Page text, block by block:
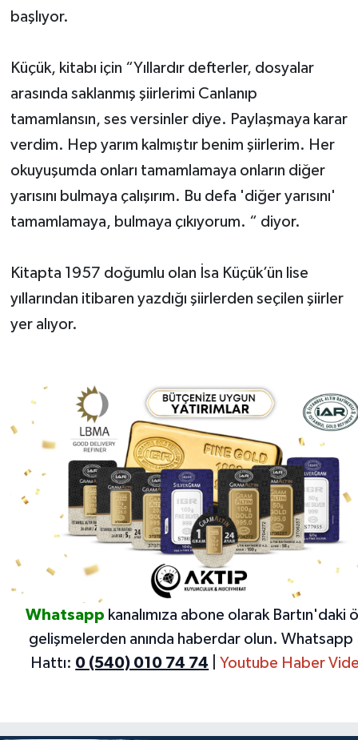
başlıyor.
Küçük, kitabı için “Yıllardır defterler, dosyalar
arasında saklanmış şiirlerimi Canlanıp
tamamlansın, ses versinler diye. Paylaşmaya karar
verdim. Hep yarım kalmıştır benim şiirlerim. Her
okuyuşumda onları tamamlamaya onların diğer
yarısını bulmaya çalışırım. Bu defa 'diğer yarısını'
tamamlamaya, bulmaya çıkıyorum. “ diyor.
Kitapta 1957 doğumlu olan İsa Küçük’ün lise
yıllarından itibaren yazdığı şiirlerden seçilen şiirler
yer alıyor.
Whatsapp kanalımıza abone olarak Bartın'daki
gelişmelerden anında haberdar olun. Whatsapp
Hattı: 0 (540) 010 74 74 Youtube Haber
DÜNYA
YEREL